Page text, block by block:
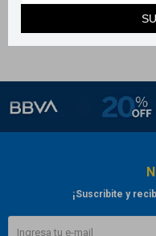
¡Suscribite y